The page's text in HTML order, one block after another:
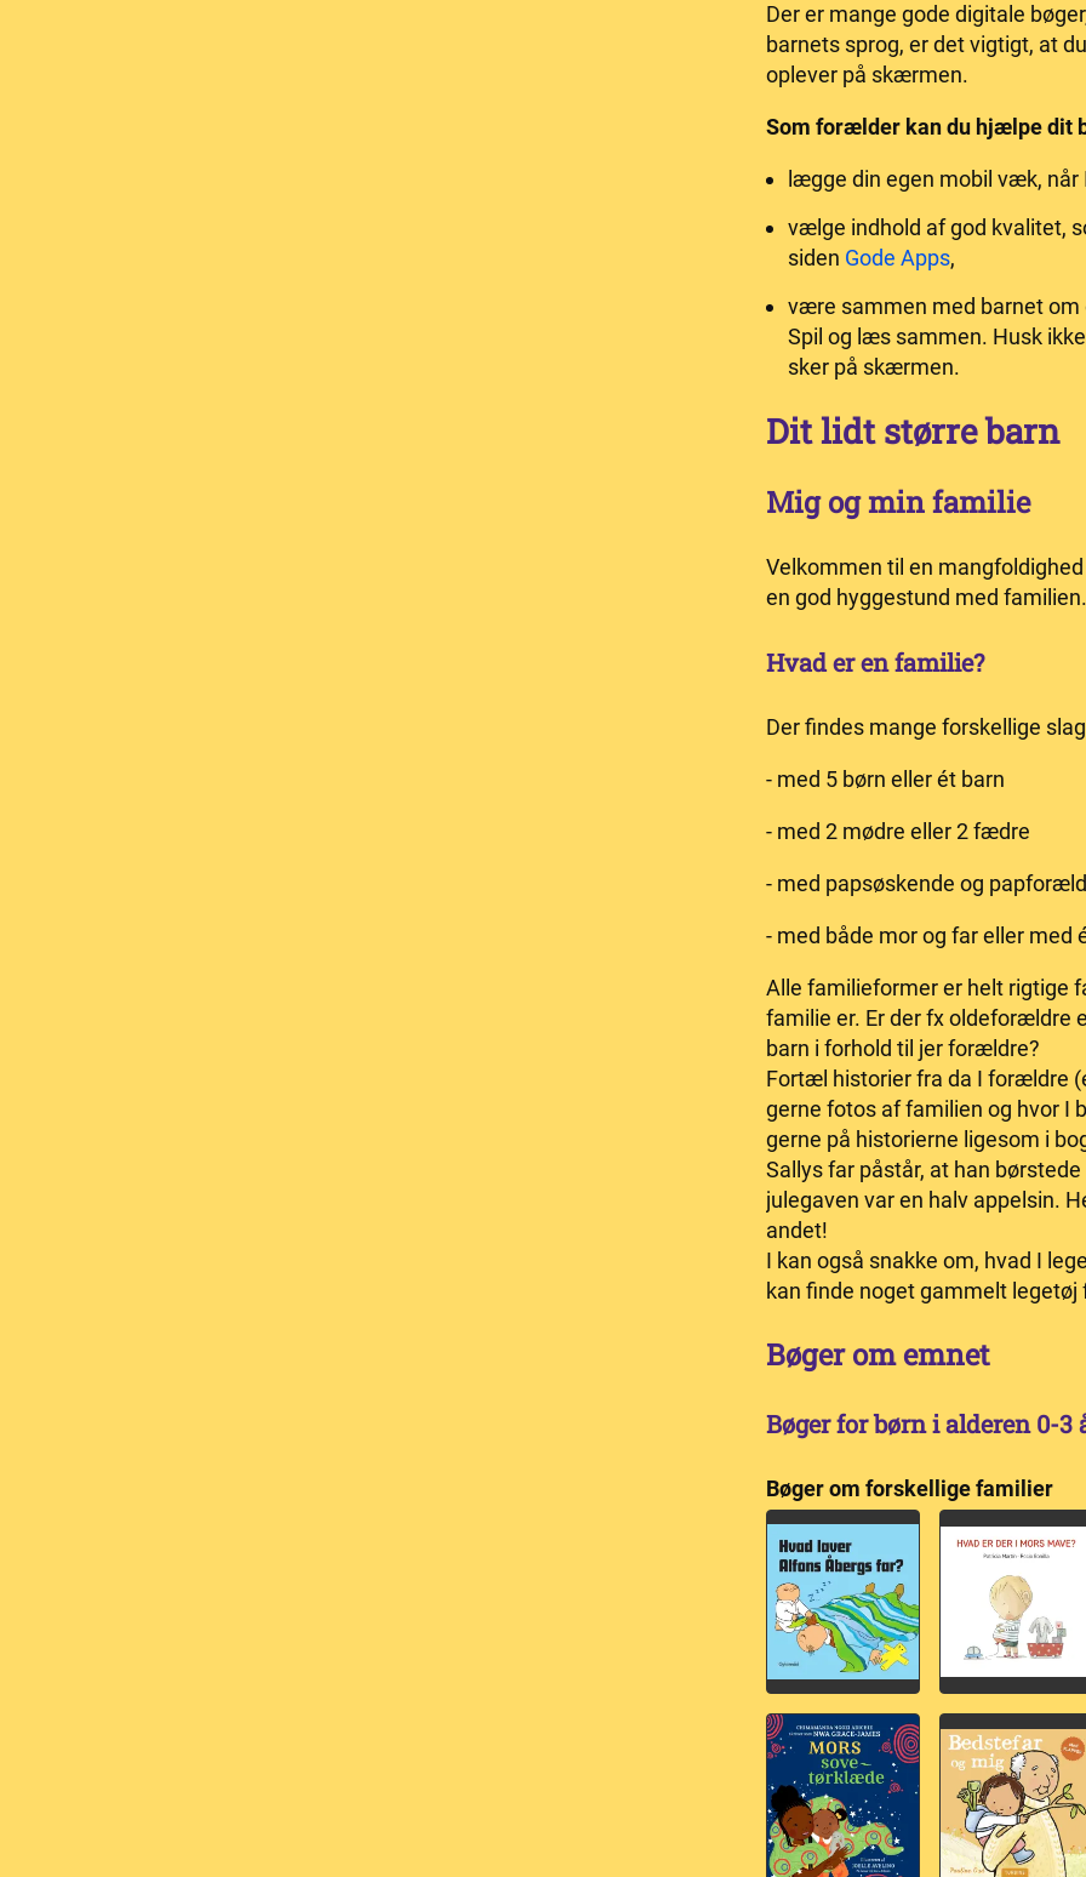
Der er mange gode digitale
barnets sprog, er det vigtigt, at
oplever på skærmen.
Som forælder kan du hjælpe dit
lægge din egen mobil væk, når
vælge indhold af god kvalitet,
siden Gode Apps,
være sammen med barnet om
Spil og læs sammen. Husk
sker på skærmen.
Dit lidt større barn
Mig og min familie
Velkommen til en
en god hyggestund med familien.
Hvad er en familie?
Der findes mange forskellige
- med 5 børn eller ét barn
- med 2 mødre eller 2 fædre
- med papsøskende og
- med både mor og far eller med
Alle familieformer er helt rigtige
familie er. Er der fx oldeforældre
barn i forhold til jer forældre?
Fortæl historier fra da I forældre
gerne fotos af familien og hvor I
gerne på historierne ligesom i
Sallys far påstår, at han
julegaven var en halv appelsin.
andet!
I kan også snakke om, hvad I
kan finde noget gammelt
Bøger om emnet
Bøger for børn i alderen 0-3
Bøger om forskellige familier